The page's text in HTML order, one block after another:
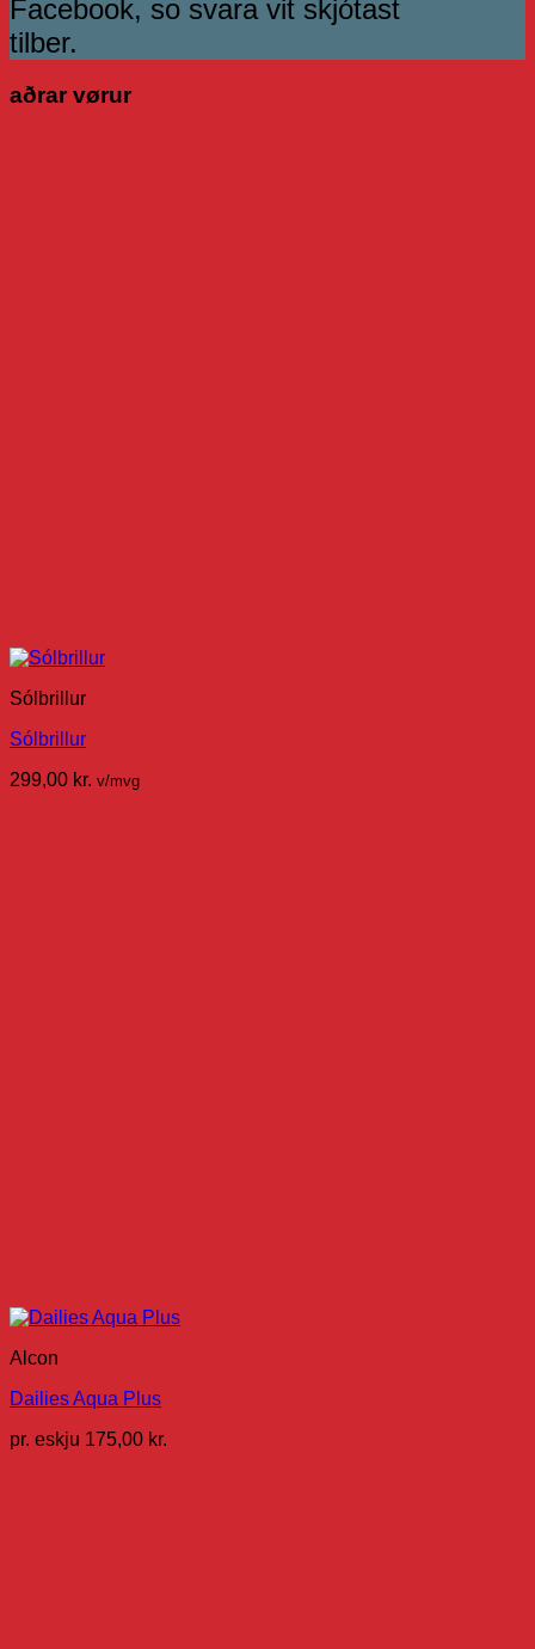
Facebook, so svara vit skjótast
tilber.
aðrar vørur
Sólbrillur
Sólbrillur
299,00 kr. v/mvg
Alcon
Dailies Aqua Plus
pr. eskju 175,00 kr.